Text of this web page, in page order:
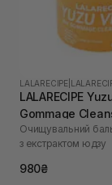
LALARECIPE
LALARECIPE
Gommage
50 мл
Очищувальний
з екстрактом юдзу
980₴